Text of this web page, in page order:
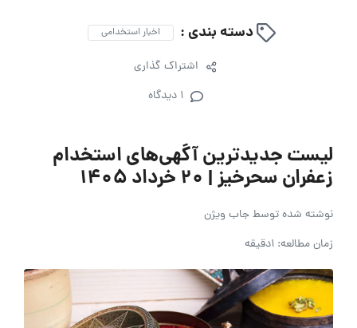
دسته بندی : اخبار استخدامی
اشتراک گذاری
1 دیدگاه
لیست جدیدترین آگهی‌های استخدام
زعفران سحرخیز | ۲۰ خرداد ۱۴۰۵
نوشته شده توسطجاب ویژن
زمان مطالعه: 1دقیقه